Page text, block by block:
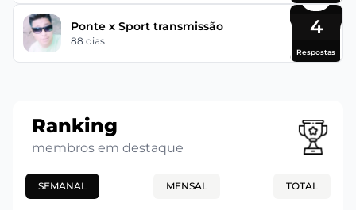
Ponte x Sport transmissão
88 dias
4
Respostas
Ranking
membros em destaque
SEMANAL MENSAL TOTAL